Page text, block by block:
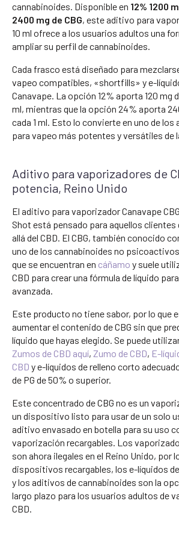
cannabinoides. Disponible en 12% 1200
2400 mg de CBG, este aditivo para
10 ml ofrece a los usuarios adultos una
ampliar su perfil de cannabinoides.
Cada frasco está diseñado para
vapeo compatibles, «shortfills» y e-
Canavape. La opción 12% aporta 120 mg
ml, mientras que la opción 24% aporta
cada 1 ml. Esto lo convierte en uno de los
para vapeo más potentes y versátiles de
Aditivo para vaporizadores de
potencia, Reino Unido
El aditivo para vaporizador Canavape
Shot está pensado para aquellos clientes
allá del CBD. El CBG, también conocido
uno de los cannabinoides no
que se encuentran en cáñamo y suele
CBD para crear una fórmula de líquido
avanzada.
Este producto no tiene sabor, por lo que
aumentar el contenido de CBG sin que
líquido que hayas elegido. Se puede
Zumos de CBD aquí, Zumo de CBD, E-
CBD y e-líquidos de relleno corto
de PG de 50% o superior.
Este concentrado de CBG no es un
un dispositivo listo para usar de un solo
aditivo envasado en botella para su uso
vaporización recargables. Los
son ahora ilegales en el Reino Unido, por
dispositivos recargables, los e-líquidos
y los aditivos de cannabinoides son la
largo plazo para los usuarios adultos de
CBD.